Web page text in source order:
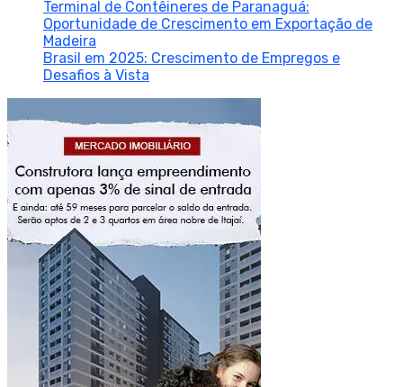
Terminal de Contêineres de Paranaguá:
Oportunidade de Crescimento em Exportação de
Madeira
Brasil em 2025: Crescimento de Empregos e
Desafios à Vista